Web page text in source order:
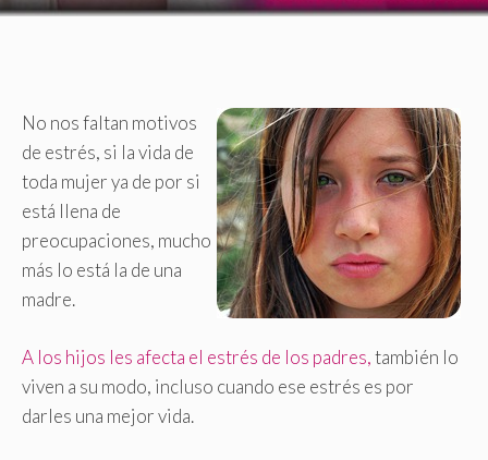
No nos faltan motivos
de estrés, si la vida de
toda mujer ya de por si
está llena de
preocupaciones, mucho
más lo está la de una
madre.
A los hijos les afecta el estrés de los padres,también lo
viven a su modo, incluso cuando ese estrés es por
darles una mejor vida.